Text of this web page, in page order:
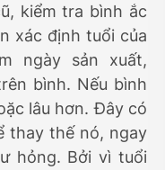
kiểm tra bình ắc
xác định tuổi của
ngày sản xuất,
bình. Nếu bình
lâu hơn. Đây có
thay thế nó, ngay
hỏng. Bởi vì tuổi